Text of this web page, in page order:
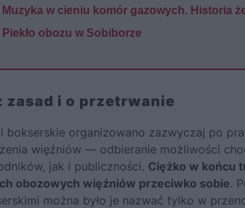
Muzyka w cieniu komór gazowych. Historia
Piekło obozu w Sobiborze
zasad i o przetrwanie
bokserskie organizowano zazwyczaj po
więźniów — odbieranie możliwości
jak i publiczności. Ciężko w końcu
obozowych więźniów przeciwko sobie.
można było je nazwać tylko w